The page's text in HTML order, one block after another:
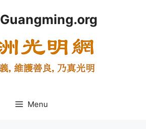
Guangming.org
Menu